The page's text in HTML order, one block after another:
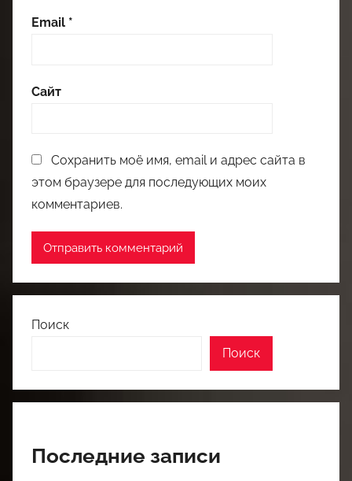
Email *
Сайт
Сохранить моё имя, email и адрес сайта в
этом браузере для последующих моих
комментариев.
Поиск
Поиск
Последние записи